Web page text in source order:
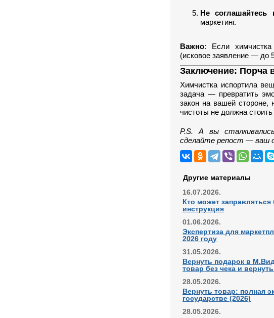
Не
маркетинг.
Важно: Если химчистка
(исковое заявление — до
Заключение: Порча
Химчистка испортила
задача — превратить
закон на вашей стороне,
чистоты не должна стоить
P.S. А вы
сделайте репост — ваш
Другие материалы
16.07.2026.
Кто может
инструкция
01.06.2026.
Экспертиза для
2026 году
31.05.2026.
Вернуть подарок в
товар без чека и
28.05.2026.
Вернуть товар: полная
государстве (2026)
28.05.2026.